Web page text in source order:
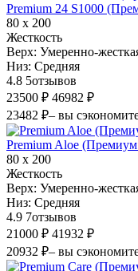
Premium 24 S1000
80 х 200
Жесткость
Верх: Умеренно-
Низ: Средняя
4.8 5отзывов
23500 ₽ 46982 ₽
23482 ₽– вы
Premium Aloe
80 х 200
Жесткость
Верх: Умеренно-
Низ: Средняя
4.9 7отзывов
21000 ₽ 41932 ₽
20932 ₽– вы